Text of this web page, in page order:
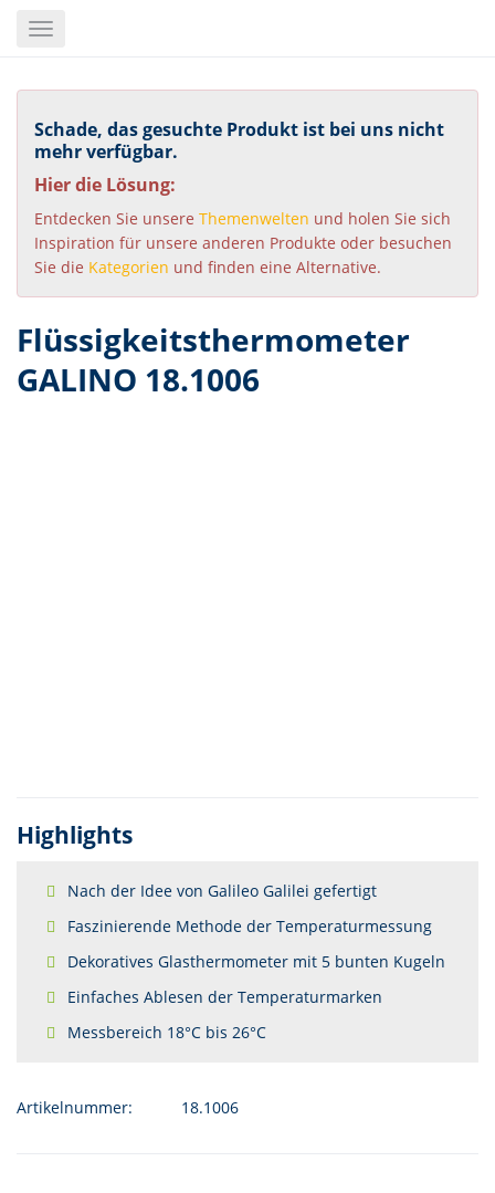
content
Toggle
Schade, das gesuchte Produkt ist bei uns nicht
mehr verfügbar.
Hier die Lösung:
Entdecken Sie unsere Themenwelten und holen Sie sich
Inspiration für unsere anderen Produkte oder besuchen
Sie die Kategorien und finden eine Alternative.
Flüssigkeitsthermometer
GALINO 18.1006
Highlights
Nach der Idee von Galileo Galilei gefertigt
Faszinierende Methode der Temperaturmessung
Dekoratives Glasthermometer mit 5 bunten Kugeln
Einfaches Ablesen der Temperaturmarken
Messbereich 18°C bis 26°C
Artikelnummer: 18.1006